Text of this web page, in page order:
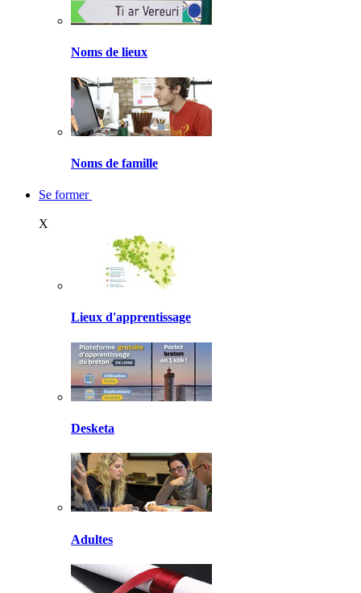
Noms de lieux
Noms de famille
Se former
X
Lieux d'apprentissage
Desketa
Adultes